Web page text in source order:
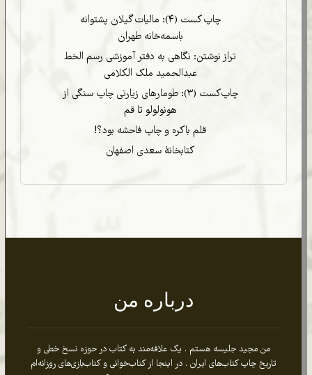
جستجو
نوشته‌های تازه
تراز نوشتن: نگاهی به دفتر آموزشی رسم الخط
هونولولو تا قم
قلم باکره و چاپ فاحشه بود؟!
کتابخانۀ سعدی اصفهان